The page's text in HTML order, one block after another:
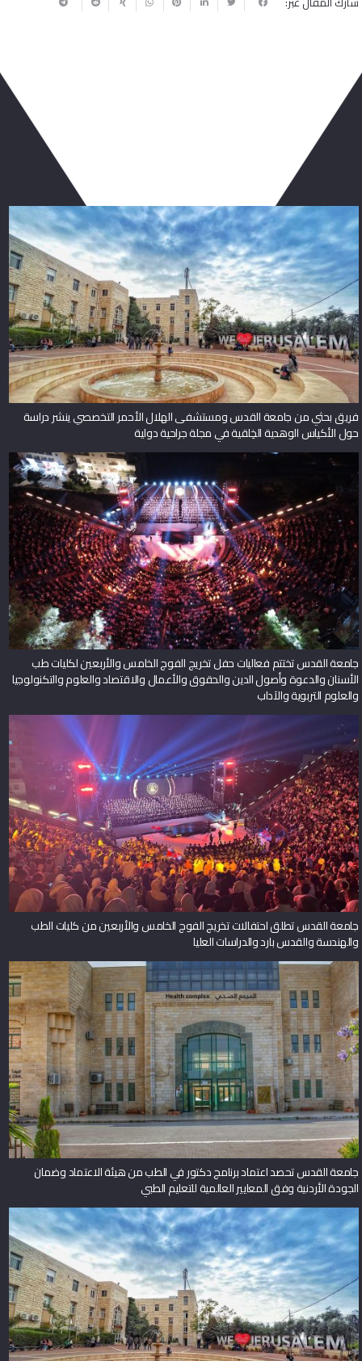
فريق بحثي من جامعة القدس ومستشفى الهلال الأحمر التخصصي ينشر دراسة
حول الأكياس الوهدية الخِلقية في مجلة جراحية دولية
جامعة القدس تختتم فعاليات حفل تخريج الفوج الخامس والأربعين لكليات طب
الأسنان والدعوة وأصول الدين والحقوق والأعمال والاقتصاد والعلوم والتكنولوجيا
والعلوم التربوية والآداب
جامعة القدس تطلق احتفالات تخريج الفوج الخامس والأربعين من كليات الطب
والهندسة والقدس بارد والدراسات العليا
جامعة القدس تحصد اعتماد برنامج دكتور في الطب من هيئة الاعتماد وضمان
الجودة الأردنية وفق المعايير العالمية للتعليم الطبي